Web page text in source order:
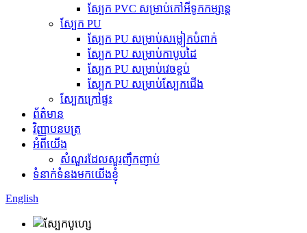
ស្បែក PVC សម្រាប់កៅអីទូកកម្សាន្ត
ស្បែក PU
ស្បែក PU សម្រាប់សម្លៀកបំពាក់
ស្បែក PU សម្រាប់កាបូបដៃ
ស្បែក PU សម្រាប់វេចខ្ចប់
ស្បែក PU សម្រាប់ស្បែកជើង
ស្បែកក្រៅផ្ទះ
ព័ត៌មាន
វិញ្ញាបនបត្រ
អំពីយើង
សំណួរដែលសួរញឹកញាប់
ទំនាក់ទំនងមកយើងខ្ញុំ
English